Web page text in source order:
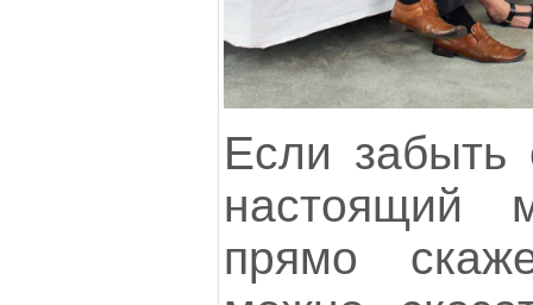
Если забыть
настоящий
прямо